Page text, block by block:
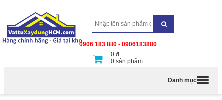
0906 183 880 - 0906183880
0 đ
0 sản phẩm
Danh mục